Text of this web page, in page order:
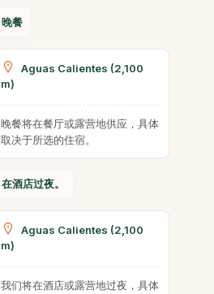
晚餐
Aguas Calientes (2,100
m)
晚餐将在餐厅或露营地供应，具体
取决于所选的住宿。
在酒店过夜。
Aguas Calientes (2,100
m)
我们将在酒店或露营地过夜，具体